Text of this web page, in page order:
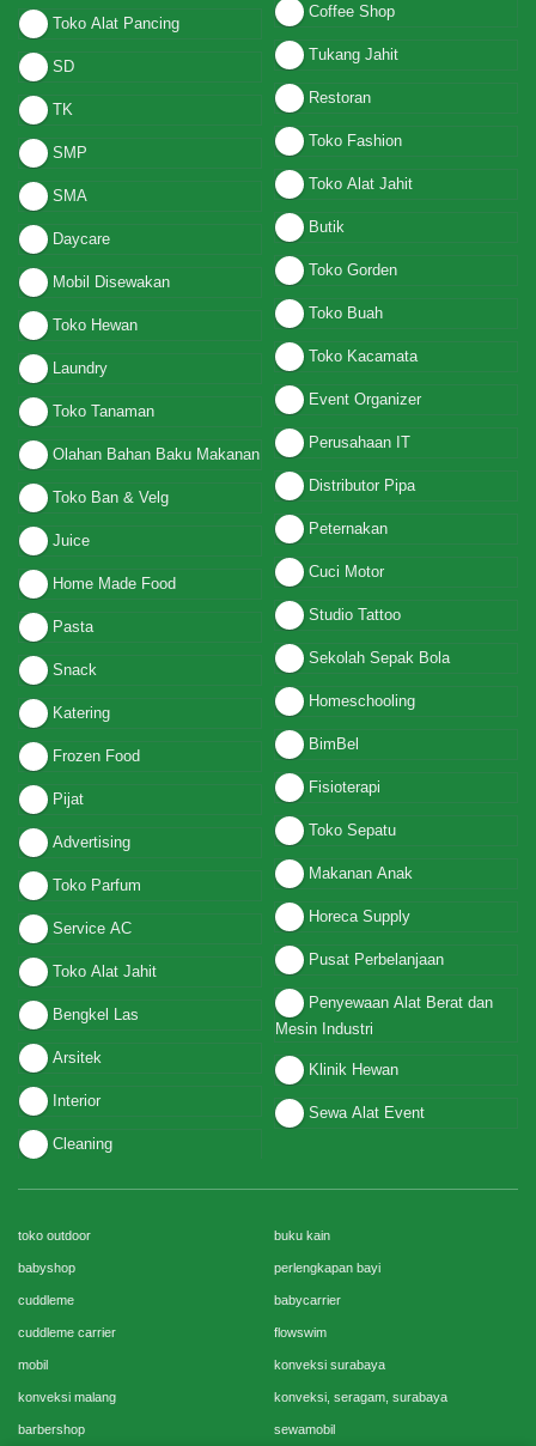
Toko Alat Pancing
SD
TK
SMP
SMA
Daycare
Mobil Disewakan
Toko Hewan
Laundry
Toko Tanaman
Olahan Bahan Baku Makanan
Toko Ban & Velg
Juice
Home Made Food
Pasta
Snack
Katering
Frozen Food
Pijat
Advertising
Toko Parfum
Service AC
Toko Alat Jahit
Bengkel Las
Arsitek
Interior
Cleaning
Coffee Shop
Tukang Jahit
Restoran
Toko Fashion
Toko Alat Jahit
Butik
Toko Gorden
Toko Buah
Toko Kacamata
Event Organizer
Perusahaan IT
Distributor Pipa
Peternakan
Cuci Motor
Studio Tattoo
Sekolah Sepak Bola
Homeschooling
BimBel
Fisioterapi
Toko Sepatu
Makanan Anak
Horeca Supply
Pusat Perbelanjaan
Penyewaan Alat Berat dan
Mesin Industri
Klinik Hewan
Sewa Alat Event
toko outdoor buku kain
babyshop perlengkapan bayi
cuddleme babycarrier
cuddleme carrier flowswim
mobil konveksi surabaya
konveksi malang konveksi, seragam, surabaya
barbershop sewamobil